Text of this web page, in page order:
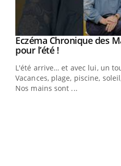
Youtube
Eczéma Chronique des
pour l’été !Youtube
L'été arrive… et avec lui, un
Vacances, plage, piscine,
Nos mains sont ...